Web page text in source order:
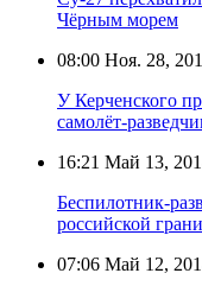
Чёрным морем
08:00 Ноя. 28,
У Керченского
самолёт-
16:21 Май 13,
Беспилотник-
российской
07:06 Май 12,